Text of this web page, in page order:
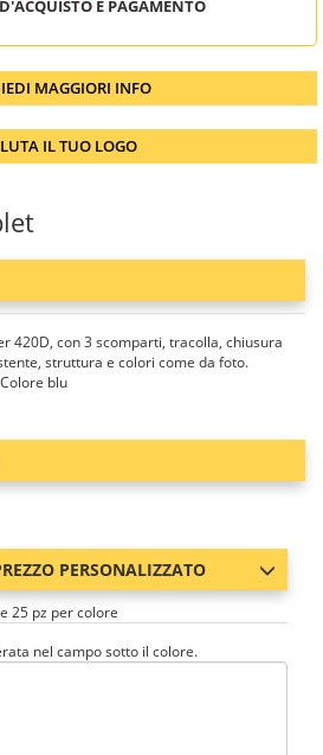
D'ACQUISTO E PAGAMENTO
MAGGIORI INFO
IL TUO LOGO
420D, con 3 scomparti, tracolla, chiusura
struttura e colori come da foto.
blu
PERSONALIZZATO
25 pz per colore
nel campo sotto il colore.